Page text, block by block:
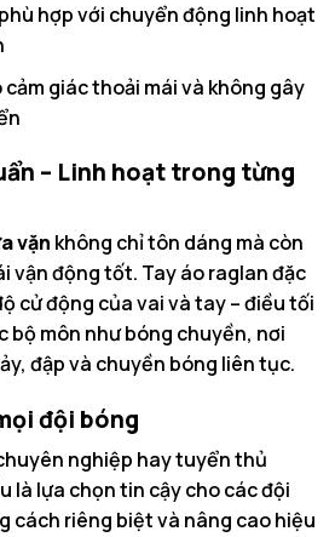
hợp với chuyển động linh hoạt
cảm giác thoải mái và không gây
– Linh hoạt trong từng
vặn không chỉ tôn dáng mà còn
vận động tốt. Tay áo raglan đặc
cử động của vai và tay – điều tối
bộ môn như bóng chuyền, nơi
đập và chuyền bóng liên tục.
đội bóng
nghiệp hay tuyển thủ
là lựa chọn tin cậy cho các đội
cách riêng biệt và nâng cao hiệu